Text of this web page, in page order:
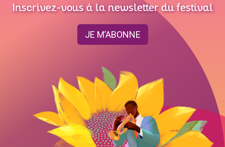
Inscrivez-vous à la newsletter du festival
JE M’ABONNE